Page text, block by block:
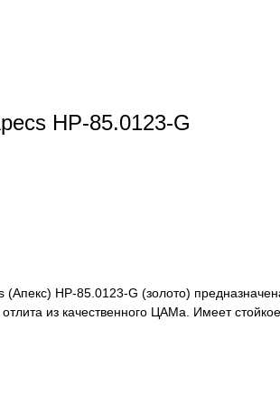
HP-85.0123-G
(Апекс) HP-85.0123-G (золото)
из качественного ЦАМа. Имеет стойкое